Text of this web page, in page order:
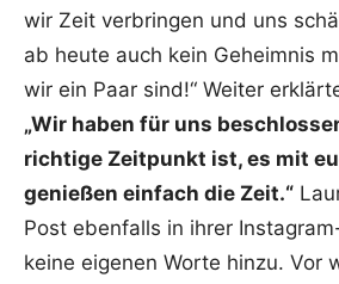
wir Zeit verbringen und uns
ab heute auch kein Geheimnis
wir ein Paar sind!“ Weiter
„Wir haben für uns
richtige Zeitpunkt ist, es mit
genießen einfach die Zeit.“
Post ebenfalls in ihrer
keine eigenen Worte hinzu. Vor